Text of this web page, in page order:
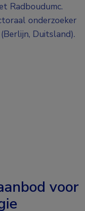
Radboudumc.
onderzoeker
Duitsland).
voor